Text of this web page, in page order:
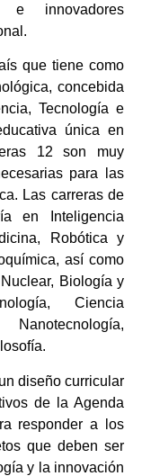
e innovadores
que tiene como
concebida
Tecnología e
única en
12 son muy
para las
Las carreras de
en Inteligencia
Robótica y
así como
Biología y
Ciencia
diseño curricular
de la Agenda
responder a los
que deben ser
y la innovación